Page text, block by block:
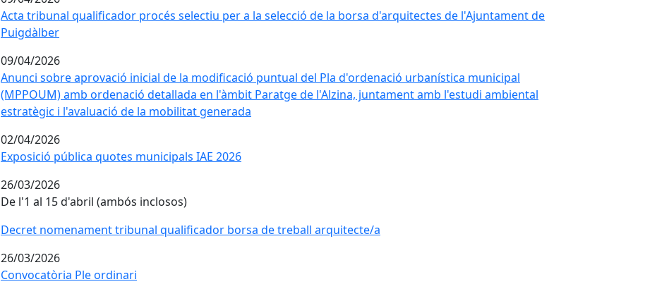
Acta tribunal qualificador procés selectiu per a la selecció de la borsa d'arquitectes de l'Ajuntament de
Puigdàlber
09/04/2026
Anunci sobre aprovació inicial de la modificació puntual del Pla d'ordenació urbanística municipal
(MPPOUM) amb ordenació detallada en l'àmbit Paratge de l'Alzina, juntament amb l'estudi ambiental
estratègic i l'avaluació de la mobilitat generada
02/04/2026
Exposició pública quotes municipals IAE 2026
26/03/2026
De l'1 al 15 d'abril (ambós inclosos)
Decret nomenament tribunal qualificador borsa de treball arquitecte/a
26/03/2026
Convocatòria Ple ordinari